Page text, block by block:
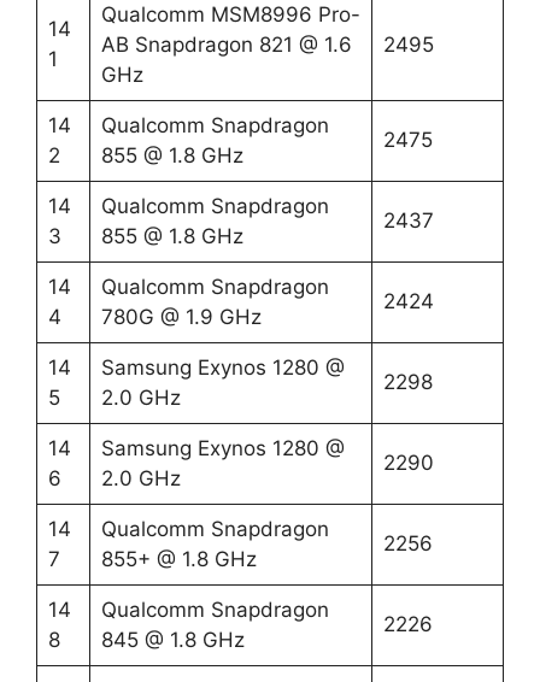
14
1
Qualcomm MSM8996 Pro-
AB Snapdragon 821 @ 1.6
GHz
2495
14
2
Qualcomm Snapdragon
855 @ 1.8 GHz
2475
14
3
Qualcomm Snapdragon
855 @ 1.8 GHz
2437
14
4
Qualcomm Snapdragon
780G @ 1.9 GHz
2424
14
5
Samsung Exynos 1280 @
2.0 GHz
2298
14
6
Samsung Exynos 1280 @
2.0 GHz
2290
14
7
Qualcomm Snapdragon
855+ @ 1.8 GHz
2256
14
8
Qualcomm Snapdragon
845 @ 1.8 GHz
2226